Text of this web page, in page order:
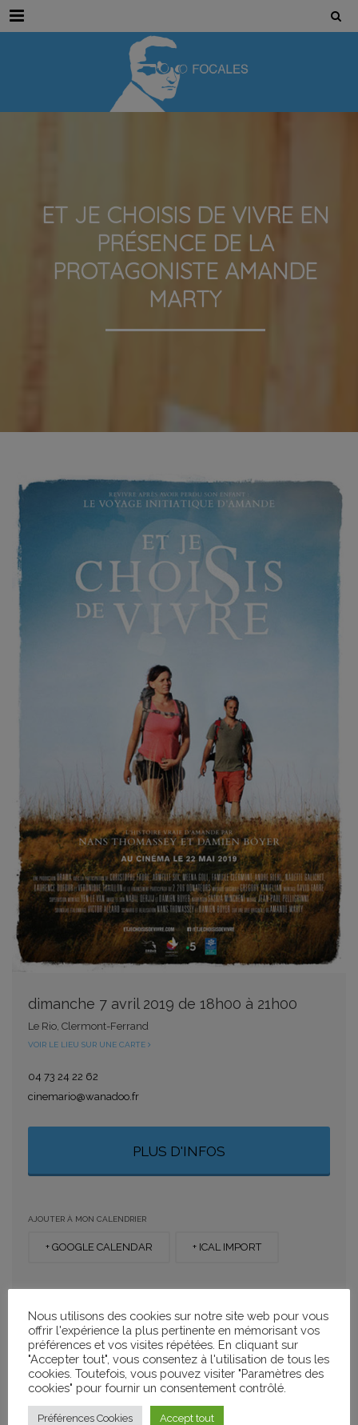
Menu
ET JE CHOISIS DE VIVRE EN
PRÉSENCE DE LA
PROTAGONISTE AMANDE
MARTY
dimanche 7 avril 2019 de 18h00 à 21h00
Le Rio, Clermont-Ferrand
VOIR LE LIEU SUR UNE CARTE
04 73 24 22 62
cinemario@wanadoo.fr
PLUS D'INFOS
AJOUTER À MON CALENDRIER
+ GOOGLE CALENDAR + ICAL IMPORT
PARTAGER
CATÉGORIES
Nous utilisons des cookies sur notre site web pour vous
offrir l'expérience la plus pertinente en mémorisant vos
préférences et vos visites répétées. En cliquant sur
"Accepter tout", vous consentez à l'utilisation de tous les
cookies. Toutefois, vous pouvez visiter "Paramètres des
cookies" pour fournir un consentement contrôlé.
Préférences Cookies Accept tout